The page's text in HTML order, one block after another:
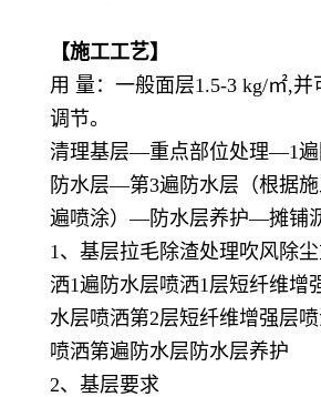
【施工工艺】
用 量：一般面层1.5-3 kg/㎡,
调节。
清理基层—重点部位处理—1
防水层—第3遍防水层（根据
遍喷涂）—防水层养护—摊铺
1、基层拉毛除渣处理吹风除
洒1遍防水层喷洒1层短纤维增
水层喷洒第2层短纤维增强层
喷洒第遍防水层防水层养护
2、基层要求